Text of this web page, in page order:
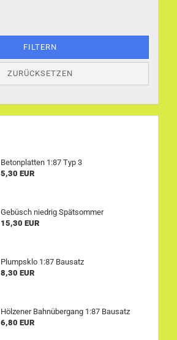
FILTERN
ZURÜCKSETZEN
Betonplatten 1:87 Typ 3
5,30 EUR
Gebüsch niedrig Spätsommer
15,30 EUR
Plumpsklo 1:87 Bausatz
8,30 EUR
Hölzener Bahnübergang 1:87 Bausatz
6,80 EUR